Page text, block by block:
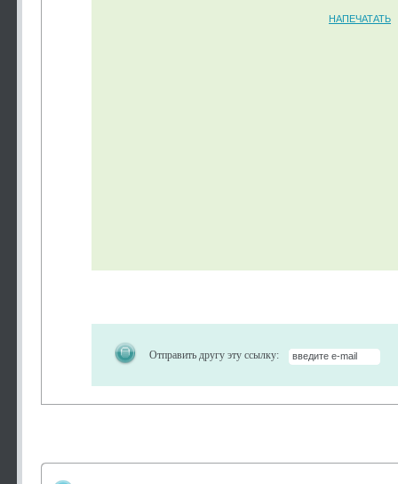
НАПЕЧАТАТЬ
Отправить другу эту ссылку: